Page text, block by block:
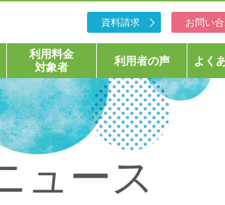
資料請求 お問い
利用料金
対象者
利用者の声 よく
ュース